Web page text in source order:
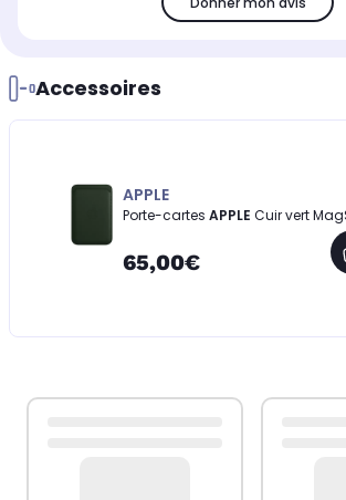
Accessoires
APPLE
Porte-cartes APPLE Cuir vert
65,00€